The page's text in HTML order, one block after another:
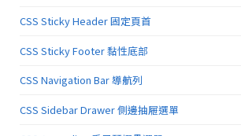
CSS Sticky Header 固定頁首
CSS Sticky Footer 黏性底部
CSS Navigation Bar 導航列
CSS Sidebar Drawer 側邊抽屜選單